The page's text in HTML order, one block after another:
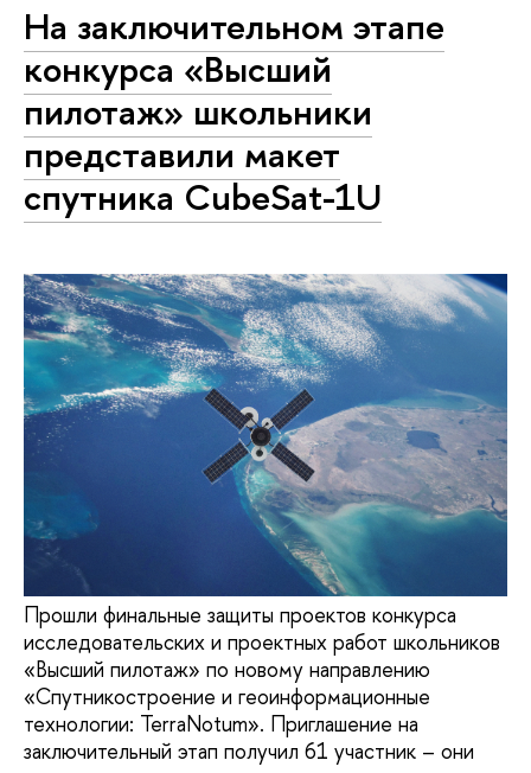
На заключительном этапе
конкурса «Высший
пилотаж» школьники
представили макет
спутника CubeSat-1U
Прошли финальные защиты проектов конкурса
исследовательских и проектных работ школьников
«Высший пилотаж» по новому направлению
«Спутникостроение и геоинформационные
технологии: TerraNotum». Приглашение на
заключительный этап получил 61 участник – они